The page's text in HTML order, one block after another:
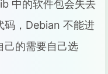
中的软件包会失去
码，Debian 不能进
己的需要自己选